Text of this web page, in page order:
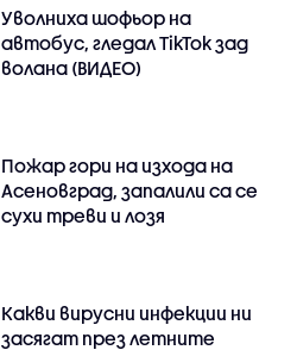
Уволниха шофьор на
автобус, гледал TikTok зад
волана (ВИДЕО)
Пожар гори на изхода на
Асеновград, запалили са се
сухи треви и лозя
Какви вирусни инфекции ни
засягат през летните